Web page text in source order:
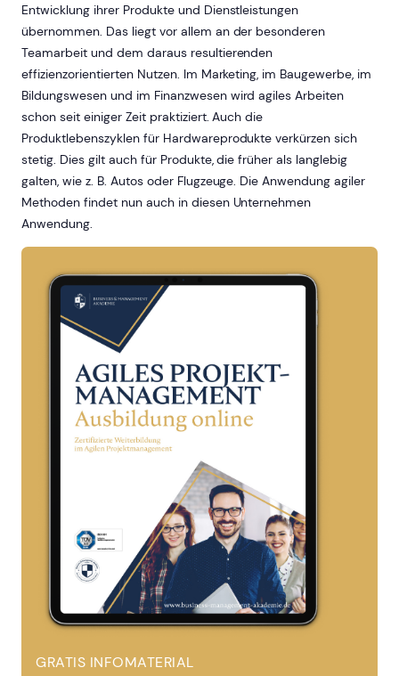
Entwicklung ihrer Produkte und Dienstleistungen
übernommen. Das liegt vor allem an der besonderen
Teamarbeit und dem daraus resultierenden
effizienzorientierten Nutzen. Im Marketing, im Baugewerbe, im
Bildungswesen und im Finanzwesen wird agiles Arbeiten
schon seit einiger Zeit praktiziert. Auch die
Produktlebenszyklen für Hardwareprodukte verkürzen sich
stetig. Dies gilt auch für Produkte, die früher als langlebig
galten, wie z. B. Autos oder Flugzeuge. Die Anwendung agiler
Methoden findet nun auch in diesen Unternehmen
Anwendung.
GRATIS INFOMATERIAL